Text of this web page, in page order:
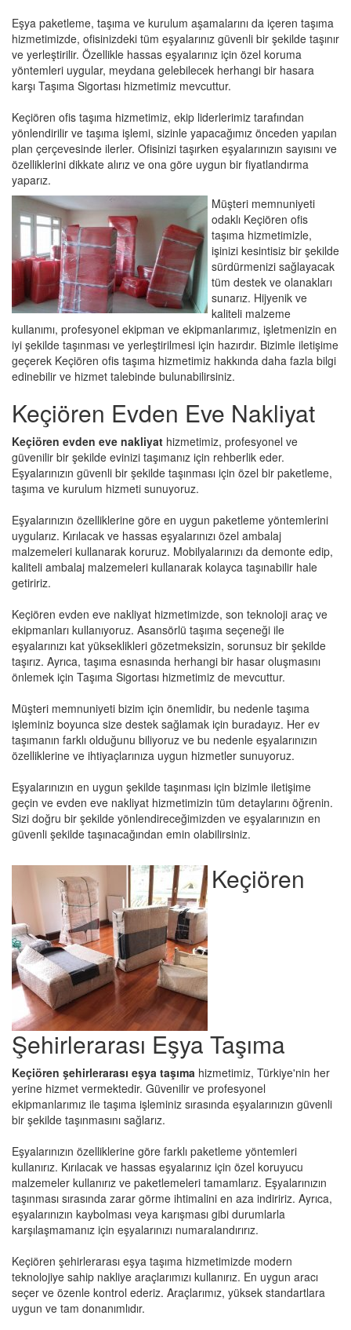
Eşya paketleme, taşıma ve kurulum aşamalarını da içeren taşıma
hizmetimizde, ofisinizdeki tüm eşyalarınız güvenli bir şekilde taşınır
ve yerleştirilir. Özellikle hassas eşyalarınız için özel koruma
yöntemleri uygular, meydana gelebilecek herhangi bir hasara
karşı Taşıma Sigortası hizmetimiz mevcuttur.
Keçiören ofis taşıma hizmetimiz, ekip liderlerimiz tarafından
yönlendirilir ve taşıma işlemi, sizinle yapacağımız önceden yapılan
plan çerçevesinde ilerler. Ofisinizi taşırken eşyalarınızın sayısını ve
özelliklerini dikkate alırız ve ona göre uygun bir fiyatlandırma
yaparız.
Müşteri memnuniyeti
odaklı Keçiören ofis
taşıma hizmetimizle,
işinizi kesintisiz bir şekilde
sürdürmenizi sağlayacak
tüm destek ve olanakları
sunarız. Hijyenik ve
kaliteli malzeme
kullanımı, profesyonel ekipman ve ekipmanlarımız, işletmenizin en
iyi şekilde taşınması ve yerleştirilmesi için hazırdır. Bizimle iletişime
geçerek Keçiören ofis taşıma hizmetimiz hakkında daha fazla bilgi
edinebilir ve hizmet talebinde bulunabilirsiniz.
Keçiören Evden Eve Nakliyat
Keçiören evden eve nakliyat hizmetimiz, profesyonel ve
güvenilir bir şekilde evinizi taşımanız için rehberlik eder.
Eşyalarınızın güvenli bir şekilde taşınması için özel bir paketleme,
taşıma ve kurulum hizmeti sunuyoruz.
Eşyalarınızın özelliklerine göre en uygun paketleme yöntemlerini
uygularız. Kırılacak ve hassas eşyalarınızı özel ambalaj
malzemeleri kullanarak koruruz. Mobilyalarınızı da demonte edip,
kaliteli ambalaj malzemeleri kullanarak kolayca taşınabilir hale
getiririz.
Keçiören evden eve nakliyat hizmetimizde, son teknoloji araç ve
ekipmanları kullanıyoruz. Asansörlü taşıma seçeneği ile
eşyalarınızı kat yükseklikleri gözetmeksizin, sorunsuz bir şekilde
taşırız. Ayrıca, taşıma esnasında herhangi bir hasar oluşmasını
önlemek için Taşıma Sigortası hizmetimiz de mevcuttur.
Müşteri memnuniyeti bizim için önemlidir, bu nedenle taşıma
işleminiz boyunca size destek sağlamak için buradayız. Her ev
taşımanın farklı olduğunu biliyoruz ve bu nedenle eşyalarınızın
özelliklerine ve ihtiyaçlarınıza uygun hizmetler sunuyoruz.
Eşyalarınızın en uygun şekilde taşınması için bizimle iletişime
geçin ve evden eve nakliyat hizmetimizin tüm detaylarını öğrenin.
Sizi doğru bir şekilde yönlendireceğimizden ve eşyalarınızın en
güvenli şekilde taşınacağından emin olabilirsiniz.
Keçiören
Şehirlerarası Eşya Taşıma
Keçiören şehirlerarası eşya taşıma hizmetimiz, Türkiye'nin her
yerine hizmet vermektedir. Güvenilir ve profesyonel
ekipmanlarımız ile taşıma işleminiz sırasında eşyalarınızın güvenli
bir şekilde taşınmasını sağlarız.
Eşyalarınızın özelliklerine göre farklı paketleme yöntemleri
kullanırız. Kırılacak ve hassas eşyalarınız için özel koruyucu
malzemeler kullanırız ve paketlemeleri tamamlarız. Eşyalarınızın
taşınması sırasında zarar görme ihtimalini en aza indiririz. Ayrıca,
eşyalarınızın kaybolması veya karışması gibi durumlarla
karşılaşmamanız için eşyalarınızı numaralandırırız.
Keçiören şehirlerarası eşya taşıma hizmetimizde modern
teknolojiye sahip nakliye araçlarımızı kullanırız. En uygun aracı
seçer ve özenle kontrol ederiz. Araçlarımız, yüksek standartlara
uygun ve tam donanımlıdır.